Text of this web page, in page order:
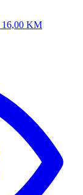
16,00 KM